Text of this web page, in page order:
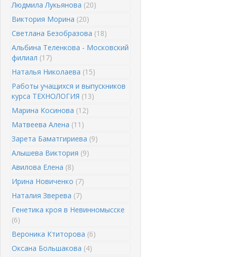
Людмила Лукьянова (20)
Виктория Морина (20)
Светлана Безобразова (18)
Альбина Теленкова - Московский
филиал (17)
Наталья Николаева (15)
Работы учащихся и выпускников
курса ТЕХНОЛОГИЯ (13)
Марина Косинова (12)
Матвеева Алена (11)
Зарета Баматгириева (9)
Алышева Виктория (9)
Авилова Елена (8)
Ирина Новиченко (7)
Наталия Зверева (7)
Генетика кроя в Невинномысске
(6)
Вероника Ктиторова (6)
Оксана Большакова (4)